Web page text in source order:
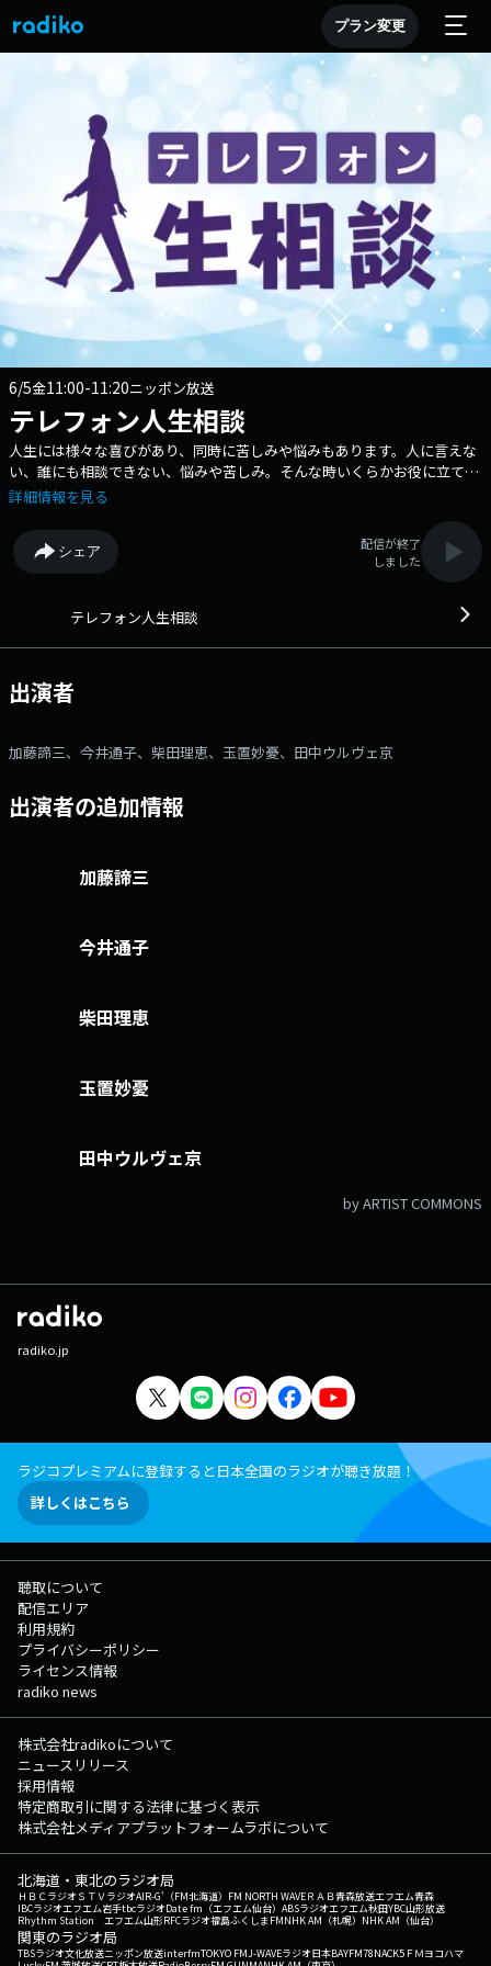
プラン変更
6/5金11:00-11:20ニッポン放送
テレフォン人生相談
人生には様々な喜びがあり、同時に苦しみや悩みもあります。人に言えな
い、誰にも相談できない、悩みや苦しみ。そんな時いくらかお役に立てれ
ば…というのが、この番組です。各界の専門家があなたのご相談に応じま
田中ウルヴェ京 〇回答者：大原敬子（幼児教育研究）、マドモアゼル・
愛（エッセイスト）、高橋龍太郎（精神科医）、三石由起子（作家・翻訳
家）、森田豊（医師・医療ジャーナリスト）、大迫恵美子（弁護士）、坂
（精神科医）、樺沢紫苑（精神科医） ■ご相談受付 毎週火曜日と水
があります。放送でご案内しますので、ご確認ください。番組ホームペー
ジはこちら
詳細情報を見る
シェア
配信が終了
しました
テレフォン人生相談
出演者
加藤諦三、今井通子、柴田理恵、玉置妙憂、田中ウルヴェ京
出演者の追加情報
加藤諦三
今井通子
柴田理恵
玉置妙憂
田中ウルヴェ京
by ARTIST COMMONS
radiko.jp
ラジコプレミアムに登録すると日本全国のラジオが聴き放題！
詳しくはこちら
聴取について
配信エリア
利用規約
プライバシーポリシー
ライセンス情報
radiko news
株式会社radikoについて
ニュースリリース
採用情報
特定商取引に関する法律に基づく表示
株式会社メディアプラットフォームラボについて
北海道・東北のラジオ局
ＨＢＣラジオＳＴＶラジオAIR-G'（FM北海道） FM NORTH WAVEＲＡＢ青森放送エフエム青森
IBCラジオエフエム岩手tbcラジオDate fm（エフエム仙台） ABSラジオエフエム秋田YBC山形放送
Rhythm Station エフエム山形RFCラジオ福島ふくしまFMNHK AM（札幌） NHK AM（仙台）
関東のラジオ局
TBSラジオ文化放送ニッポン放送interfmTOKYO FMJ-WAVEラジオ日本BAYFM78NACK5 ＦＭヨコハマ